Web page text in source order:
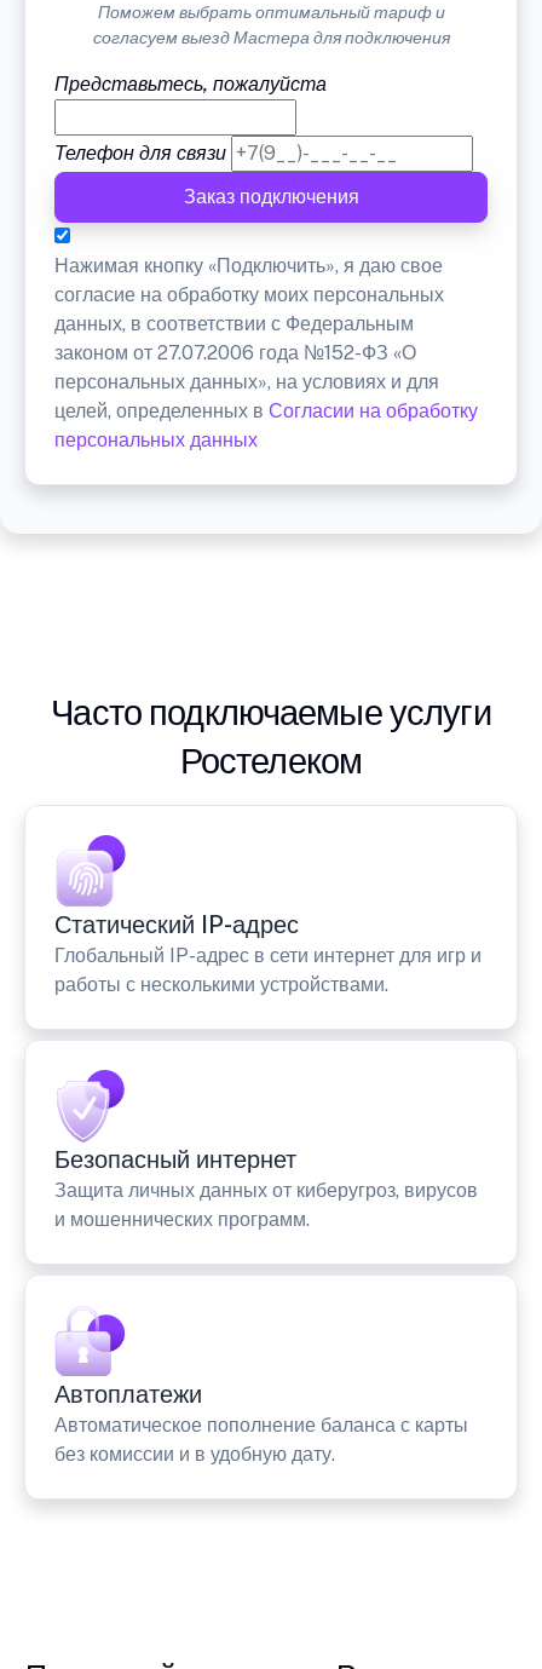
Поможем выбрать оптимальный тариф и
согласуем выезд Мастера для подключения
Представьтесь, пожалуйста
Телефон для связи
Заказ подключения
Нажимая кнопку «Подключить», я даю свое
согласие на обработку моих персональных
данных, в соответствии с Федеральным
законом от 27.07.2006 года №152-ФЗ «О
персональных данных», на условиях и для
целей, определенных в Согласии на обработку
персональных данных
Часто подключаемые услуги
Ростелеком
Статический IP-адрес
Глобальный IP-адрес в сети интернет для игр и
работы с несколькими устройствами.
Безопасный интернет
Защита личных данных от киберугроз, вирусов
и мошеннических программ.
Автоплатежи
Автоматическое пополнение баланса с карты
без комиссии и в удобную дату.